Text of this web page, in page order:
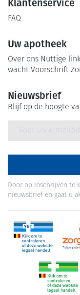
Klantenservice
FAQ
Uw apotheek
Over ons Nuttige
wacht Voorschrift
Nieuwsbrief
Blijf op de hoogte
Door op inschrijven te
nieuwsbrief en gaat u